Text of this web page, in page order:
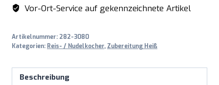
Vor-Ort-Service auf gekennzeichnete Artikel
Artikelnummer: 282-3080
Kategorien: Reis- / Nudelkocher, Zubereitung Heiß
Beschreibung